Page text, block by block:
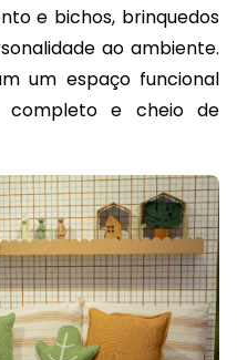
e bichos, brinquedos
ao ambiente.
um espaço funcional
e cheio de